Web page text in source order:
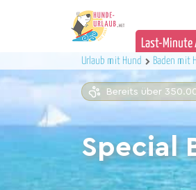
Last-Minute
Urlaub mit Hund Baden mit
Bereits über
Special